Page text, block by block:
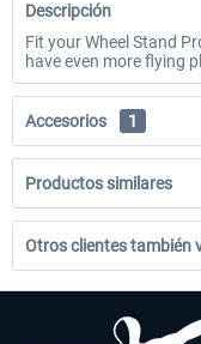
Descripción
Fit your Wheel Stand
have even more flying
Accesorios 1
Productos similares
Otros clientes también